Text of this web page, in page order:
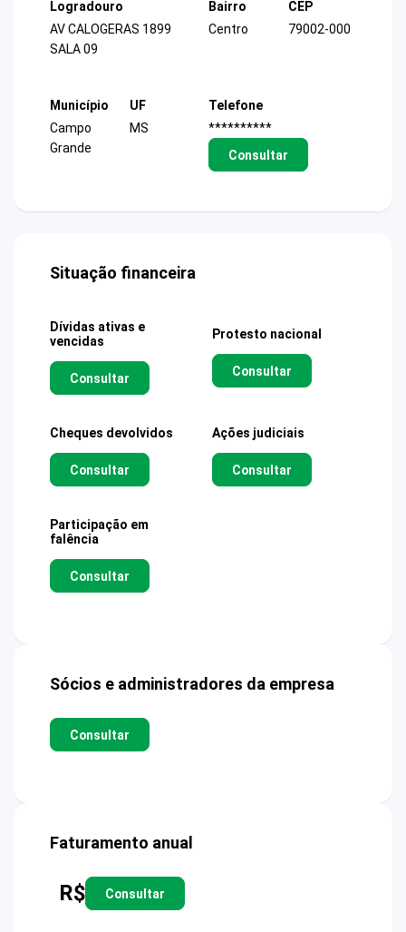
Logradouro
AV CALOGERAS 1899
SALA 09
Bairro
Centro
CEP
79002-000
Município
Campo
Grande
UF
MS
Telefone
**********
Consultar
Situação financeira
Dívidas ativas e
vencidas
Consultar
Protesto nacional
Consultar
Cheques devolvidos
Consultar
Ações judiciais
Consultar
Participação em
falência
Consultar
Sócios e administradores da empresa
Consultar
Faturamento anual
R$ Consultar